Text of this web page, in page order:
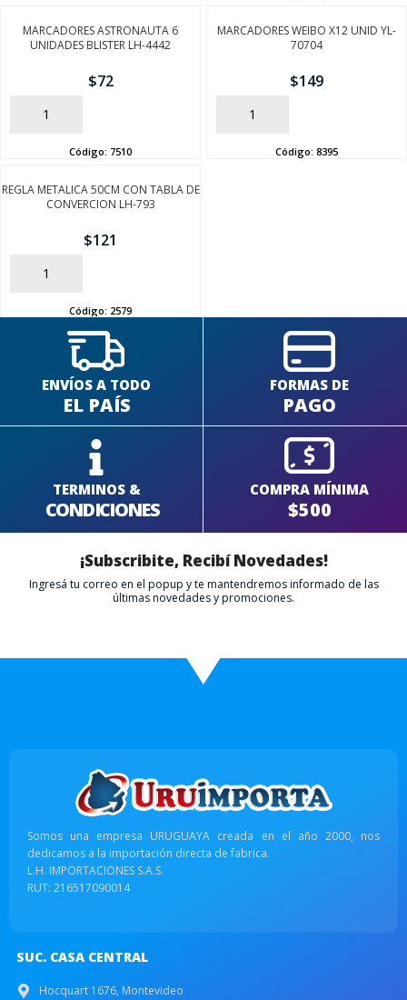
MARCADORES ASTRONAUTA 6
UNIDADES BLISTER LH-4442
$72
AÑADIR
Código: 7510
MARCADORES WEIBO X12 UNID YL-
70704
$149
AÑADIR
Código: 8395
REGLA METALICA 50CM CON TABLA DE
CONVERCION LH-793
$121
AÑADIR
Código: 2579
ENVÍOS A TODO
EL PAÍS
FORMAS DE
PAGO
TERMINOS &
CONDICIONES
COMPRA MÍNIMA
$500
¡Subscribite, Recibí Novedades!
Ingresá tu correo en el popup y te mantendremos informado de las
últimas novedades y promociones.
Somos una empresa URUGUAYA creada en el año 2000, nos
dedicamos a la importación directa de fabrica.
L.H. IMPORTACIONES S.A.S.
RUT: 216517090014
SUC. CASA CENTRAL
Hocquart 1676, Montevideo